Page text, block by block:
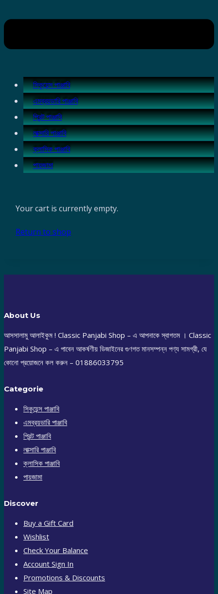
সিকুয়েন্স পাঞ্জাবি
এমব্রয়ডারি পাঞ্জাবি
প্রিন্ট পাঞ্জাবি
লাক্সারি পাঞ্জাবি
ক্লাসিক পাঞ্জাবি
পায়জামা
Your cart is currently empty.
Return to shop
About Us
আসসালামু আলাইকুম ! Classic Panjabi Shop – এ আপনাকে স্বাগতম । Classic
Panjabi Shop – এ পাবেন আকর্ষণীয় ডিজাইনের গুণগত মানসম্পন্ন পণ্য সামগ্রী, যে
কোনো প্রয়োজনে কল করুন – 01886033795
Categorie
সিকুয়েন্স পাঞ্জাবি
এমব্রয়ডারি পাঞ্জাবি
প্রিন্ট পাঞ্জাবি
লাক্সারি পাঞ্জাবি
ক্লাসিক পাঞ্জাবি
পায়জামা
Discover
Buy a Gift Card
Wishlist
Check Your Balance
Account Sign In
Promotions & Discounts
Site Map